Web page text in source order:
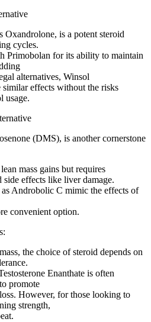
Oxandrolone, is a potent steroid
cycles.
Primobolan for its ability to maintain
alternatives, Winsol
effects without the risks
usage.
(DMS), is another cornerstone
mass gains but requires
effects like liver damage.
Androbolic C mimic the effects of
convenient option.
the choice of steroid depends on
Enanthate is often
promote
However, for those looking to
strength,